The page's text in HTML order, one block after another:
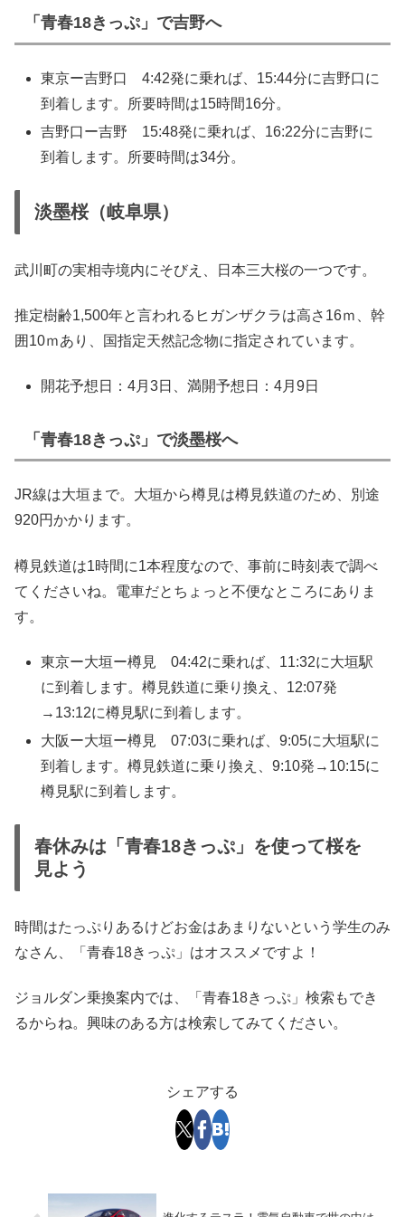
「青春18きっぷ」で吉野へ
東京ー吉野口 4:42発に乗れば、15:44分に吉野口に
到着します。所要時間は15時間16分。
吉野口ー吉野 15:48発に乗れば、16:22分に吉野に
到着します。所要時間は34分。
淡墨桜（岐阜県）
武川町の実相寺境内にそびえ、日本三大桜の一つです。
推定樹齢1,500年と言われるヒガンザクラは高さ16ｍ、幹
囲10ｍあり、国指定天然記念物に指定されています。
開花予想日：4月3日、満開予想日：4月9日
「青春18きっぷ」で淡墨桜へ
JR線は大垣まで。大垣から樽見は樽見鉄道のため、別途
920円かかります。
樽見鉄道は1時間に1本程度なので、事前に時刻表で調べ
てくださいね。電車だとちょっと不便なところにありま
す。
東京ー大垣ー樽見 04:42に乗れば、11:32に大垣駅
に到着します。樽見鉄道に乗り換え、12:07発
→13:12に樽見駅に到着します。
大阪ー大垣ー樽見 07:03に乗れば、9:05に大垣駅に
到着します。樽見鉄道に乗り換え、9:10発→10:15に
樽見駅に到着します。
春休みは「青春18きっぷ」を使って桜を
見よう
時間はたっぷりあるけどお金はあまりないという学生のみ
なさん、「青春18きっぷ」はオススメですよ！
ジョルダン乗換案内では、「青春18きっぷ」検索もでき
るからね。興味のある方は検索してみてください。
シェアする